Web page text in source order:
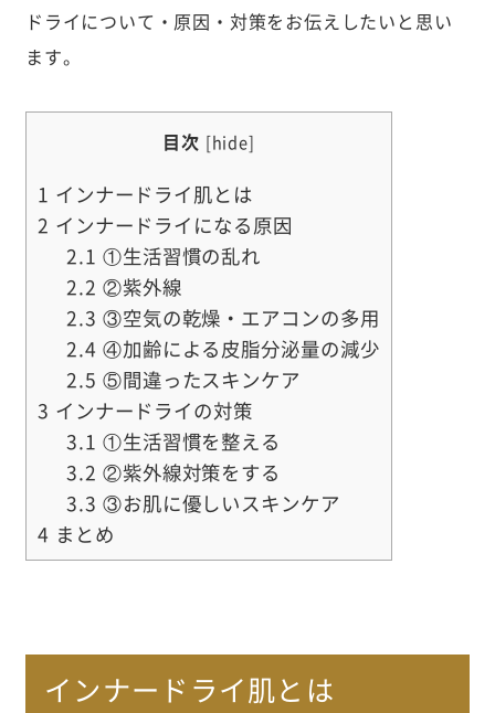
ドライについて・原因・対策をお伝えしたいと思い
ます。
目次 [hide]
1 インナードライ肌とは
2 インナードライになる原因
2.1 ①生活習慣の乱れ
2.2 ②紫外線
2.3 ③空気の乾燥・エアコンの多用
2.4 ④加齢による皮脂分泌量の減少
2.5 ⑤間違ったスキンケア
3 インナードライの対策
3.1 ①生活習慣を整える
3.2 ②紫外線対策をする
3.3 ③お肌に優しいスキンケア
4 まとめ
インナードライ肌とは